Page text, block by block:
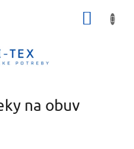
na obuv